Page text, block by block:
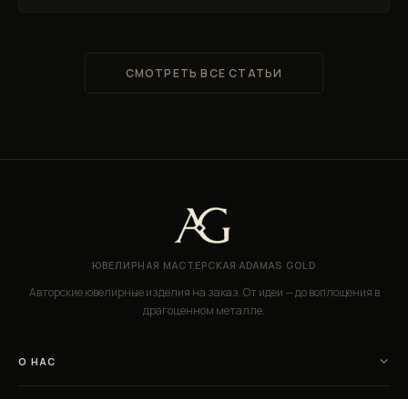
СМОТРЕТЬ ВСЕ СТАТЬИ
ЮВЕЛИРНАЯ МАСТЕРСКАЯ ADAMAS GOLD
Авторские ювелирные изделия на заказ. От идеи — до воплощения в
драгоценном металле.
О НАС